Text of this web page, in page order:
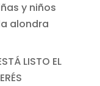
y niños
alondra
LISTO EL